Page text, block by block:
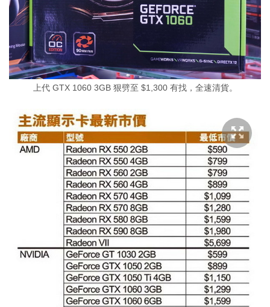
上代 GTX 1060 3GB 狠劈至 $1,300 有找，全速清貨。